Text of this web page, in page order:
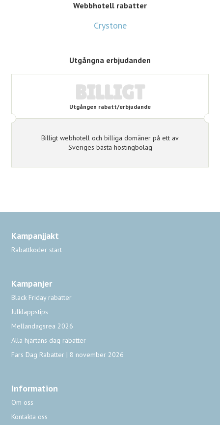
Webbhotell rabatter
Crystone
Utgångna erbjudanden
BILLIGT
Utgången rabatt/erbjudande
Billigt webhotell och billiga domäner på ett av
Sveriges bästa hostingbolag
Kampanjjakt
Rabattkoder start
Kampanjer
Black Friday rabatter
Julklappstips
Mellandagsrea 2026
Alla hjärtans dag rabatter
Fars Dag Rabatter | 8 november 2026
Information
Om oss
Kontakta oss